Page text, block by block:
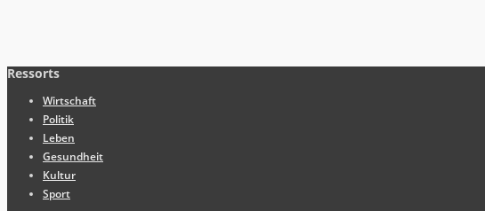
Ressorts
Wirtschaft
Politik
Leben
Gesundheit
Kultur
Sport